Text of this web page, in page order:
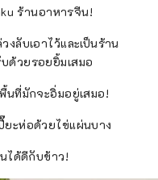
ร้านอาหารจีน!
ลับเอาไว้และเป็นร้าน
ด้วยรอยยิ้มเสมอ
นที่มักจะอิ่มอยู่เสมอ!
ยะห่อด้วยไข่แผ่นบาง
ได้ดีกับข้าว!